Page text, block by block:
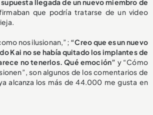
llegada de un nuevo miembro de
que podría tratarse de un video
nos ilusionan,”; “Creo que es un nuevo
Kai no se había quitado los implantes de
no tenerlos. Qué emoción” y “Cómo
son algunos de los comentarios de
alcanza los más de 44.000 me gusta en